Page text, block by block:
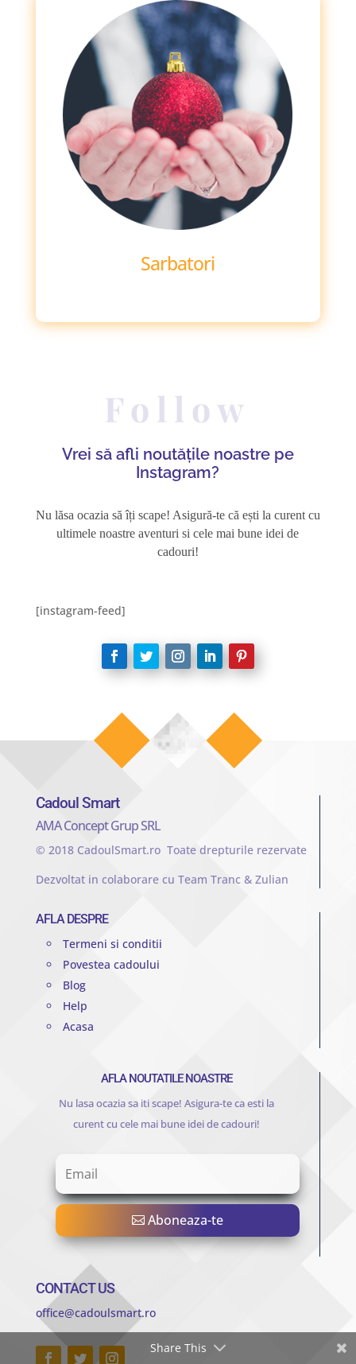
Sarbatori
Follow
Vrei să afli noutățile noastre pe
Instagram?
Nu lăsa ocazia să îți scape! Asigură-te că ești la curent cu
ultimele noastre aventuri si cele mai bune idei de
cadouri!
[instagram-feed]
Cadoul Smart
AMA Concept Grup SRL
© 2018 CadoulSmart.ro Toate drepturile rezervate
Dezvoltat in colaborare cu Team Tranc & Zulian
AFLA DESPRE
Termeni si conditii
Povestea cadoului
Blog
Help
Acasa
AFLA NOUTATILE NOASTRE
Nu lasa ocazia sa iti scape! Asigura-te ca esti la
curent cu cele mai bune idei de cadouri!
Aboneaza-te
CONTACT US
office@cadoulsmart.ro
Share This